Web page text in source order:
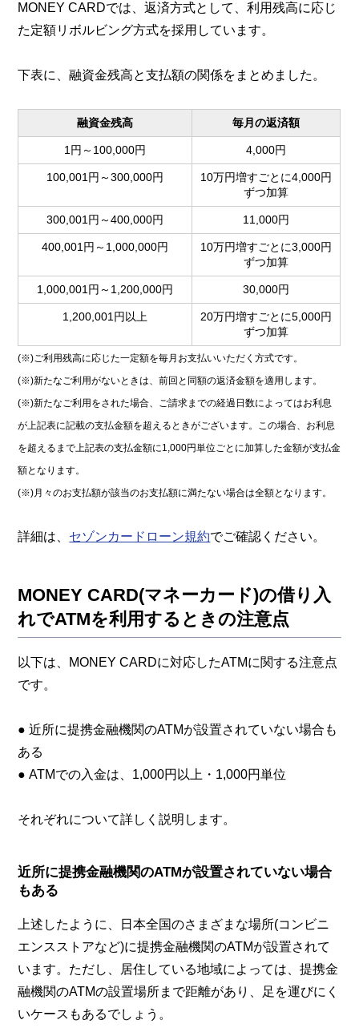
MONEY CARDでは、返済方式として、利用残高に応じ
た定額リボルビング方式を採用しています。
下表に、融資金残高と支払額の関係をまとめました。
融資金残高 毎月の返済額
1円～100,000円 4,000円
100,001円～300,000円
10万円増すごとに4,000円
ずつ加算
300,001円～400,000円 11,000円
400,001円～1,000,000円
10万円増すごとに3,000円
ずつ加算
1,000,001円～1,200,000円 30,000円
1,200,001円以上
20万円増すごとに5,000円
ずつ加算
(※)ご利用残高に応じた一定額を毎月お支払いいただく方式です。
(※)新たなご利用がないときは、前回と同額の返済金額を適用します。
(※)新たなご利用をされた場合、ご請求までの経過日数によってはお利息
が上記表に記載の支払金額を超えるときがございます。この場合、お利息
を超えるまで上記表の支払金額に1,000円単位ごとに加算した金額が支払金
額となります。
(※)月々のお支払額が該当のお支払額に満たない場合は全額となります。
詳細は、 セゾンカードローン規約でご確認ください。
MONEY CARD(マネーカード)の借り入
れでATMを利用するときの注意点
以下は、MONEY CARDに対応したATMに関する注意点
です。
● 近所に提携金融機関のATMが設置されていない場合も
ある
● ATMでの入金は、1,000円以上・1,000円単位
それぞれについて詳しく説明します。
近所に提携金融機関のATMが設置されていない場合
もある
上述したように、日本全国のさまざまな場所(コンビニ
エンスストアなど)に提携金融機関のATMが設置されて
います。ただし、居住している地域によっては、提携金
融機関のATMの設置場所まで距離があり、足を運びにく
いケースもあるでしょう。